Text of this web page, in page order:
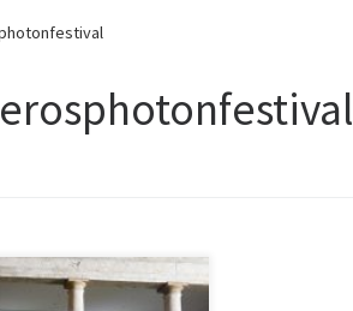
quinto aniversario. Lo